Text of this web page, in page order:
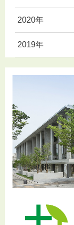
2020年
2019年